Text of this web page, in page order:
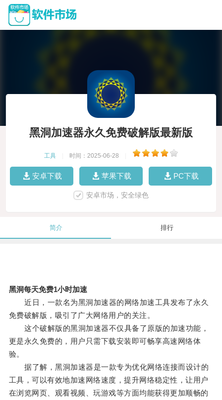
黑洞加速器永久免费破解版最新版
工具 时间：2025-06-28
安卓下载 苹果下载 PC下载
安卓市场，安全绿色
简介 排行
黑洞每天免费1小时加速
近日，一款名为黑洞加速器的网络加速工具发布了永久
免费破解版，吸引了广大网络用户的关注。
这个破解版的黑洞加速器不仅具备了原版的加速功能，
更是永久免费的，用户只需下载安装即可畅享高速网络体
验。
据了解，黑洞加速器是一款专为优化网络连接而设计的
工具，可以有效地加速网络速度，提升网络稳定性，让用户
在浏览网页、观看视频、玩游戏等方面均能获得更加顺畅的